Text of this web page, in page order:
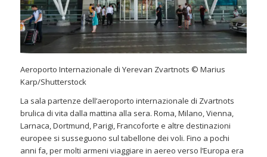
Aeroporto Internazionale di Yerevan Zvartnots © Marius
Karp/Shutterstock
La sala partenze dell’aeroporto internazionale di Zvartnots
brulica di vita dalla mattina alla sera. Roma, Milano, Vienna,
Larnaca, Dortmund, Parigi, Francoforte e altre destinazioni
europee si susseguono sul tabellone dei voli. Fino a pochi
anni fa, per molti armeni viaggiare in aereo verso l’Europa era